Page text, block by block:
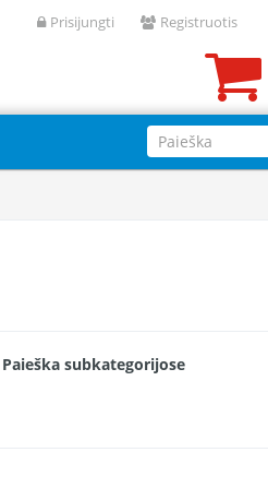
Prisijungti Registruotis
Paieška subkategorijose